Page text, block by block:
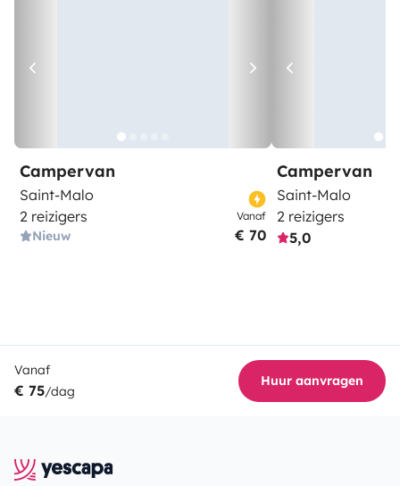
Campervan
Saint-Malo
2 reizigers
Nieuw
Vanaf
€ 70
Campervan
Saint-Malo
2 reizigers
5,0
Vanaf
€ 75/dag
Huur aanvragen